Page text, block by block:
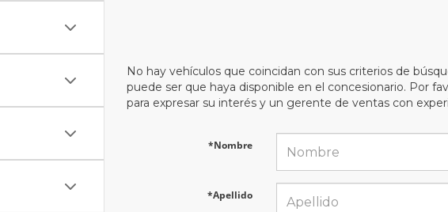
No hay vehículos que coincidan con sus criterios de
puede ser que haya disponible en el concesionario. Por
para expresar su interés y un gerente de ventas con
*Nombre
*Apellido